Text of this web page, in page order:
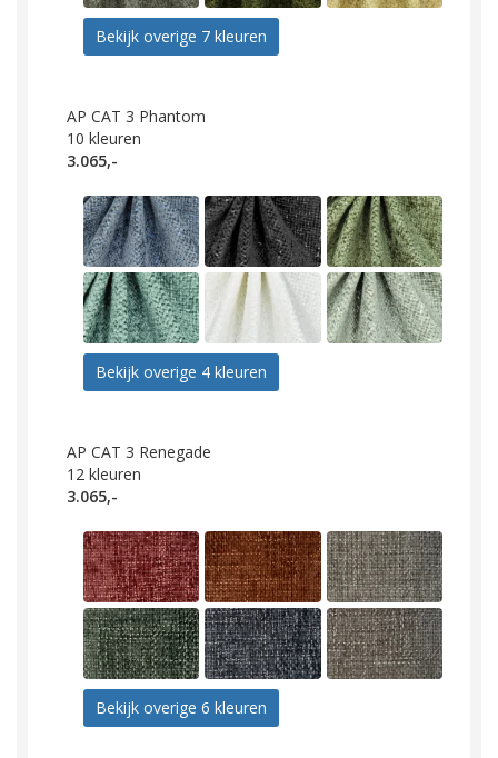
Bekijk overige 7 kleuren
AP CAT 3 Phantom
10 kleuren
3.065,-
Bekijk overige 4 kleuren
AP CAT 3 Renegade
12 kleuren
3.065,-
Bekijk overige 6 kleuren